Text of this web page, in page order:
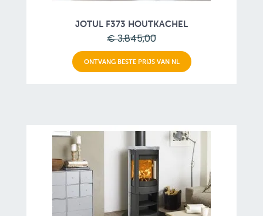
JOTUL F373 HOUTKACHEL
€ 3.845,00
ONTVANG BESTE PRIJS VAN NL